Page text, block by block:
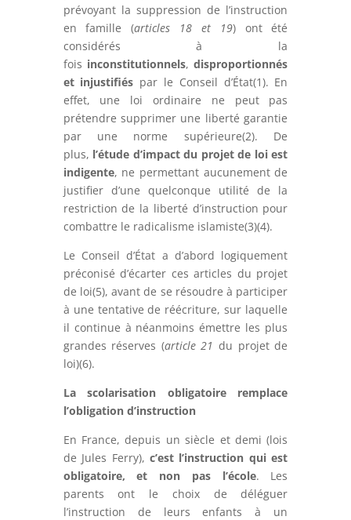
prévoyant la suppression de l’instruction
en famille (articles 18 et 19) ont été
considérés à la
fois inconstitutionnels, disproportionnés
et injustifiés par le Conseil d’État(1). En
effet, une loi ordinaire ne peut pas
prétendre supprimer une liberté garantie
par une norme supérieure(2). De
plus, l’étude d’impact du projet de loi est
indigente, ne permettant aucunement de
justifier d’une quelconque utilité de la
restriction de la liberté d’instruction pour
combattre le radicalisme islamiste(3)(4).
Le Conseil d’État a d’abord logiquement
préconisé d’écarter ces articles du projet
de loi(5), avant de se résoudre à participer
à une tentative de réécriture, sur laquelle
il continue à néanmoins émettre les plus
grandes réserves (article 21 du projet de
loi)(6).
La scolarisation obligatoire remplace
l’obligation d’instruction
En France, depuis un siècle et demi (lois
de Jules Ferry), c’est l’instruction qui est
obligatoire, et non pas l’école. Les
parents ont le choix de déléguer
l’instruction de leurs enfants à un